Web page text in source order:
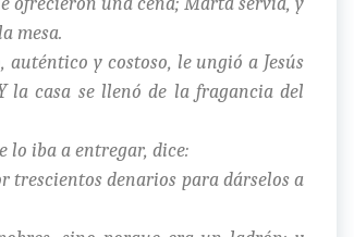
mesa.
y costoso, le ungió a Jesús
la casa se llenó de la fragancia del
lo iba a entregar, dice:
trescientos denarios para dárselos a